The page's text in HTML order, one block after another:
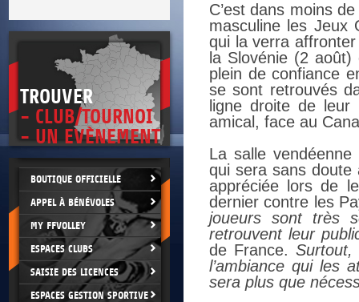
TROUVER
- CLUB/TOURNOI
- UN EVÈNEMENT
BOUTIQUE OFFICIELLE
APPEL À BÉNÉVOLES
MY FFVOLLEY
ESPACES CLUBS
SAISIE DES LICENCES
ESPACES GESTION SPORTIVE
C’est dans moins
masculine les Jeux
qui la verra
la Slovénie (2
plein de confiance
se sont retrouvés
ligne droite de
amical, face au
La salle vendéenne
qui sera sans doute
appréciée lors de
dernier contre les
joueurs sont très
retrouvent leur
de France.
l’ambiance qui les
sera plus que